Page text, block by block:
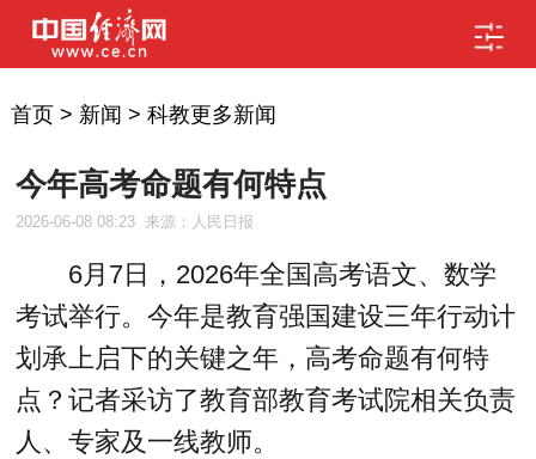
首页> 新闻 > 科教更多新闻
今年高考命题有何特点
2026-06-08 08:23 来源：人民日报
6月7日，2026年全国高考语文、数学
考试举行。今年是教育强国建设三年行动计
划承上启下的关键之年，高考命题有何特
点？记者采访了教育部教育考试院相关负责
人、专家及一线教师。